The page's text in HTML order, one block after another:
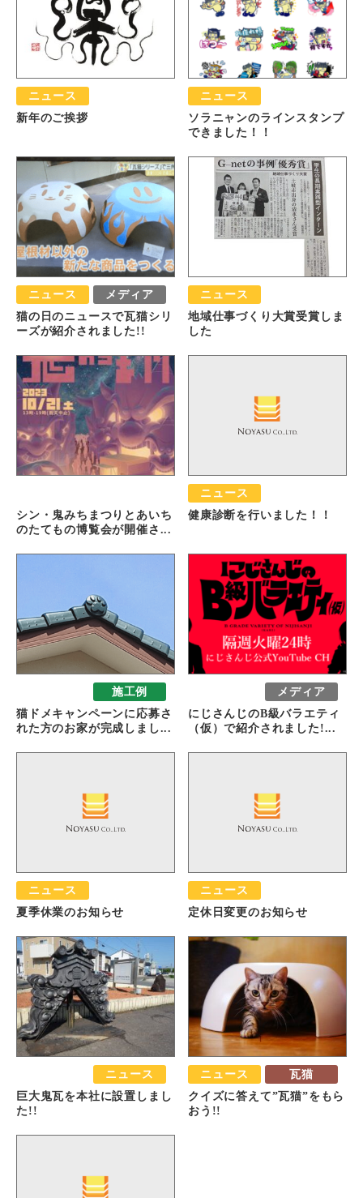
ニュース
新年のご挨拶
ニュース
ソラニャンのラインスタンプ
できました！！
ニュース メディア
猫の日のニュースで瓦猫シリ
ーズが紹介されました!!
ニュース
地域仕事づくり大賞受賞しま
した
シン・鬼みちまつりとあいち
のたてもの博覧会が開催さ...
ニュース
健康診断を行いました！！
施工例
猫ドメキャンペーンに応募さ
れた方のお家が完成しまし...
メディア
にじさんじのB級バラエティ
（仮）で紹介されました!...
ニュース
夏季休業のお知らせ
ニュース
定休日変更のお知らせ
ニュース
巨大鬼瓦を本社に設置しまし
た!!
ニュース 瓦猫
クイズに答えて”瓦猫”をもら
おう!!